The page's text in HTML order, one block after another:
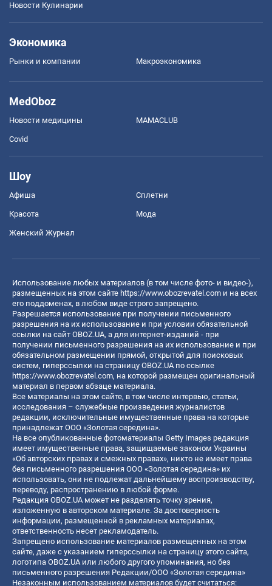
Новости Кулинарии
Экономика
Рынки и компании Mакроэкономика
MedOboz
Новости медицины MAMACLUB
Covid
Шоу
Афиша Сплетни
Красота Мода
Женский Журнал
Использование любых материалов (в том числе фото- и видео-),
размещенных на этом сайте https://www.obozrevatel.com и на всех
его поддоменах, в любом виде строго запрещено.
Разрешается использование при получении письменного
разрешения на их использование и при условии обязательной
ссылки на сайт OBOZ.UA, а для интернет-изданий - при
получении письменного разрешения на их использование и при
обязательном размещении прямой, открытой для поисковых
систем, гиперссылки на страницу OBOZ.UA по ссылке
https://www.obozrevatel.com, на которой размещен оригинальный
материал в первом абзаце материала.
Все материалы на этом сайте, в том числе интервью, статьи,
исследования – служебные произведения журналистов
редакции, исключительные имущественные права на которые
принадлежат ООО «Золотая середина».
На все опубликованные фотоматериалы Getty Images редакция
имеет имущественные права, защищаемые законом Украины
«Об авторских правах и смежных правах», никто не имеет права
без письменного разрешения ООО «Золотая середина» их
использовать, они не подлежат дальнейшему воспроизводству,
переводу, распространению в любой форме.
Редакция OBOZ.UA может не разделять точку зрения,
изложенную в авторском материале. За достоверность
информации, размещенной в рекламных материалах,
ответственность несет рекламодатель.
Запрещено использование материалов размещенных на этом
сайте, даже с указанием гиперссылки на страницу этого сайта,
логотипа OBOZ.UA или любого другого упоминания, но без
письменного разрешения Редакции/ООО «Золотая середина»
Незаконным использованием материалов будет считаться: